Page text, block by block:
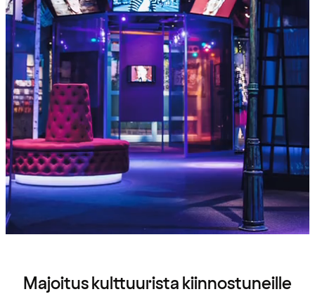
Majoitus kulttuurista kiinnostuneille